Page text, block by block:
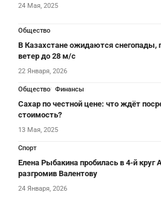
24 Мая, 2025
Общество
В Казахстане ожидаются снегопады,
ветер до 28 м/с
22 Января, 2026
Общество Финансы
Сахар по честной цене: что ждёт
стоимость?
13 Мая, 2025
Спорт
Елена Рыбакина пробилась в 4-й круг
разгромив Валентову
24 Января, 2026